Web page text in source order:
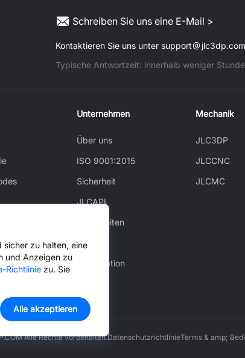
Schreiben Sie uns eine E-Mail >
Kontaktieren Sie uns unter support
jlc3dp.com
Typische Antwortzeit: innerhalb weniger
Unternehmen
Über uns
ISO 9001:2015
Sicherheit
JLCAPI
Neuigkeiten
Blog
Cooperation
Mechanik
JLC3DP
JLCCNC
JLCMC
Alle Rechte vorbehalten.DatenschutzrichtlinieTerms & amp;
sicher zu halten, eine
und Anzeigen zu
Richtlinie zu. Sie
Alle akzeptieren